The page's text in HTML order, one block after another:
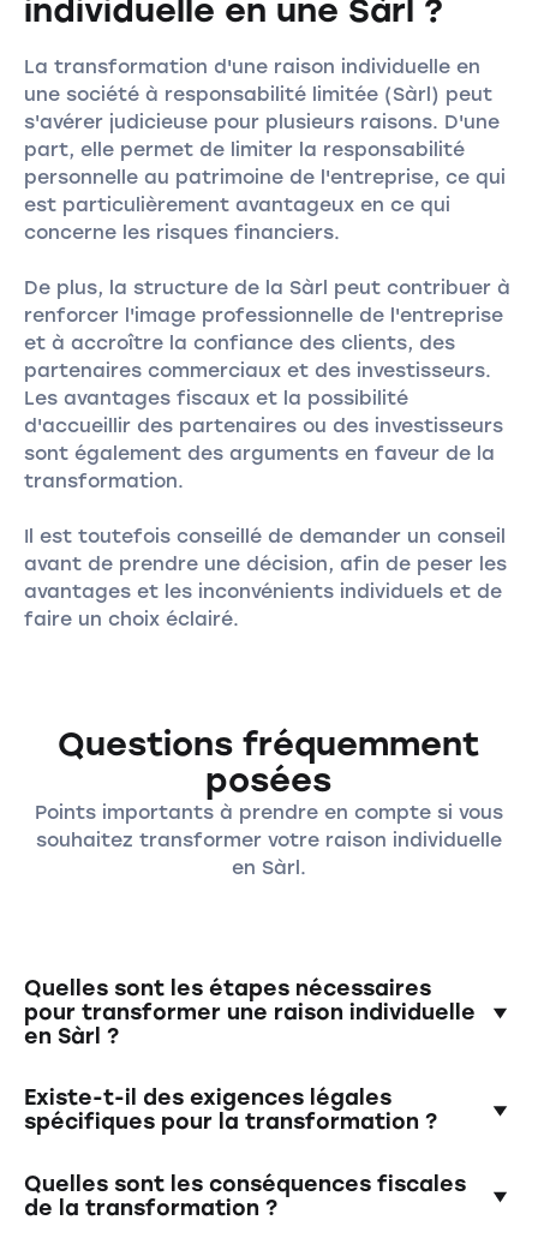
individuelle en une Sàrl ?
La transformation d'une raison individuelle en
une société à responsabilité limitée (Sàrl) peut
s'avérer judicieuse pour plusieurs raisons. D'une
part, elle permet de limiter la responsabilité
personnelle au patrimoine de l'entreprise, ce qui
est particulièrement avantageux en ce qui
concerne les risques financiers.
De plus, la structure de la Sàrl peut contribuer à
renforcer l'image professionnelle de l'entreprise
et à accroître la confiance des clients, des
partenaires commerciaux et des investisseurs.
Les avantages fiscaux et la possibilité
d'accueillir des partenaires ou des investisseurs
sont également des arguments en faveur de la
transformation.
Il est toutefois conseillé de demander un conseil
avant de prendre une décision, afin de peser les
avantages et les inconvénients individuels et de
faire un choix éclairé.
Questions fréquemment
posées
Points importants à prendre en compte si vous
souhaitez transformer votre raison individuelle
en Sàrl.
Quelles sont les étapes nécessaires
pour transformer une raison individuelle
en Sàrl ?
Il faut établir une clôture comptable de
l'entreprise individuelle. Celui-ci est ensuite
l'entreprise est confirmée. Enfin, l'assemblée
constitutive et les statuts font l'objet d'un
Existe-t-il des exigences légales
spécifiques pour la transformation ?
Oui, tous les documents requis doivent être
correctement rédigés et soumis afin de
Quelles sont les conséquences fiscales
de la transformation ?